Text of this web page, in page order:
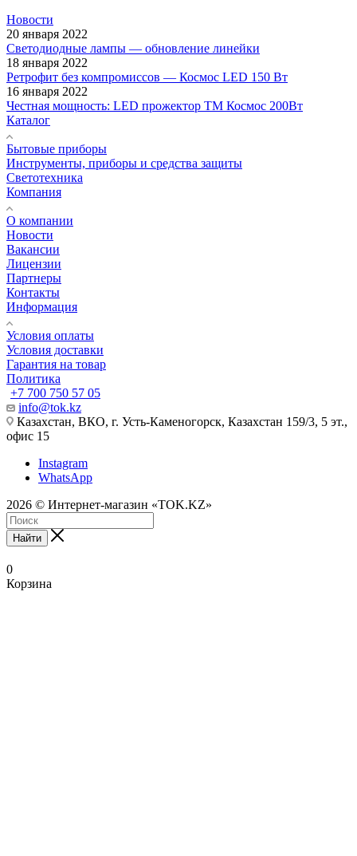
Новости
20 января 2022
Светодиодные лампы — обновление линейки
18 января 2022
Ретрофит без компромиссов — Космос LED 150 Вт
16 января 2022
Честная мощность: LED прожектор ТМ Космос 200Вт
Каталог
Бытовые приборы
Инструменты, приборы и средства защиты
Светотехника
Компания
О компании
Новости
Вакансии
Лицензии
Партнеры
Контакты
Информация
Условия оплаты
Условия доставки
Гарантия на товар
Политика
+7 700 750 57 05
info@tok.kz
Казахстан, ВКО, г. Усть-Каменогорск, Казахстан 159/3, 5 эт.,
офис 15
Instagram
WhatsApp
2026 © Интернет-магазин «TOK.KZ»
Найти
0
Корзина